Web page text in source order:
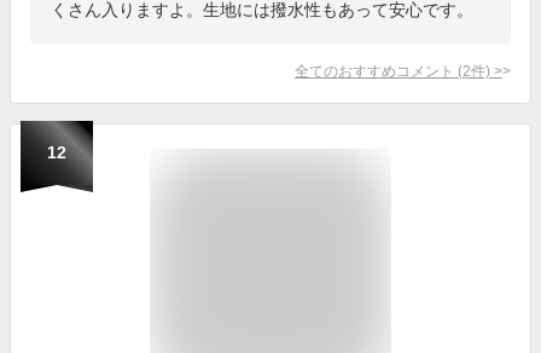
くさん入りますよ。生地には撥水性もあって安心です。
全てのおすすめコメント (2件) >
12